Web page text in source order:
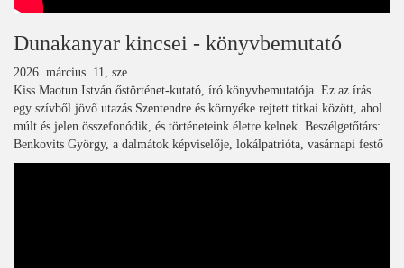
Dunakanyar kincsei - könyvbemutató
2026. március. 11, sze
Kiss Maotun István őstörténet-kutató, író könyvbemutatója. Ez az írás
egy szívből jövő utazás Szentendre és környéke rejtett titkai között, ahol
múlt és jelen összefonódik, és történeteink életre kelnek. Beszélgetőtárs:
Benkovits György, a dalmátok képviselője, lokálpatrióta, vasárnapi festő